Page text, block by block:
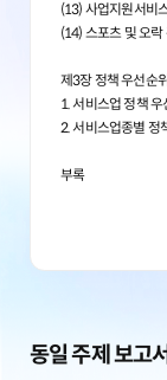
(13) 사업지원서비
(14) 스포츠 및 오
제3장 정책 우선순
1. 서비스업 정책 우
2. 서비스업종별 정
부록
동일 주제 보고서